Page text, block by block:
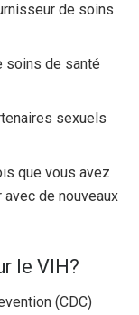
de soins
soins de santé
sexuels
que vous avez
de nouveaux
le VIH?
(CDC)